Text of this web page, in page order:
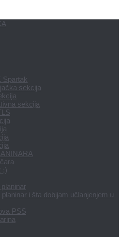
Spartak
sekcija
sekcija
;)
i šta dobijam učlanjenjem u
PSS